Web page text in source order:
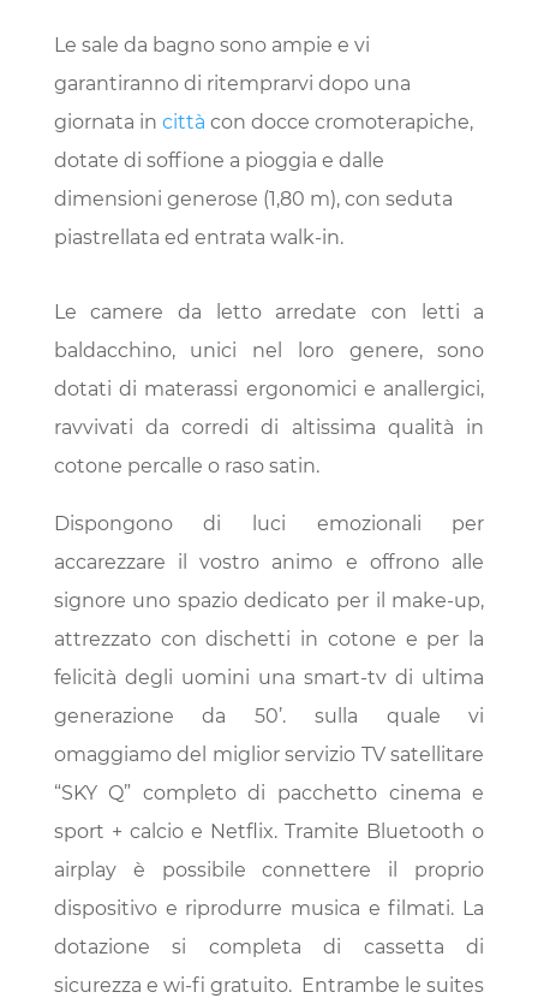
Le sale da bagno sono ampie e vi
garantiranno di ritemprarvi dopo una
giornata in città con docce cromoterapiche,
dotate di soffione a pioggia e dalle
dimensioni generose (1,80 m), con seduta
piastrellata ed entrata walk-in.
Le camere da letto arredate con letti a
baldacchino, unici nel loro genere, sono
dotati di materassi ergonomici e anallergici,
ravvivati da corredi di altissima qualità in
cotone percalle o raso satin.
Dispongono di luci emozionali per
accarezzare il vostro animo e offrono alle
signore uno spazio dedicato per il make-up,
attrezzato con dischetti in cotone e per la
felicità degli uomini una smart-tv di ultima
generazione da 50’. sulla quale vi
omaggiamo del miglior servizio TV satellitare
“SKY Q” completo di pacchetto cinema e
sport + calcio e Netflix. Tramite Bluetooth o
airplay è possibile connettere il proprio
dispositivo e riprodurre musica e filmati. La
dotazione si completa di cassetta di
sicurezza e wi-fi gratuito. Entrambe le suites